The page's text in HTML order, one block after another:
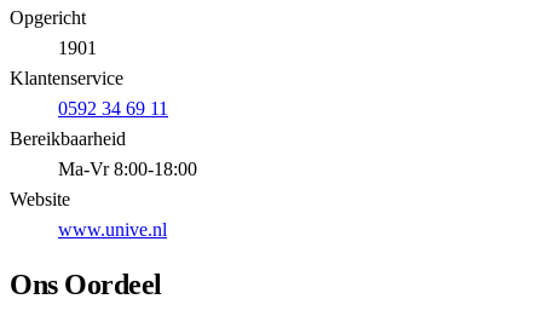
Opgericht
1901
Klantenservice
0592 34 69 11
Bereikbaarheid
Ma-Vr 8:00-18:00
Website
www.unive.nl
Ons Oordeel